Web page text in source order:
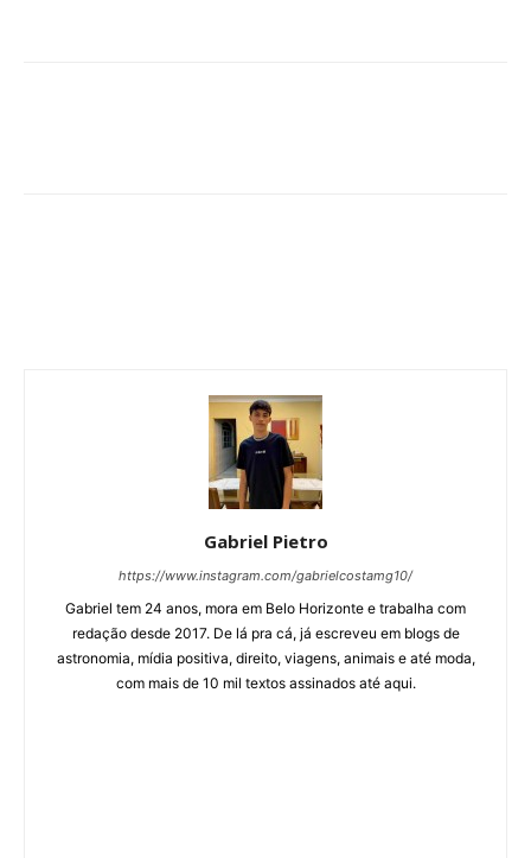
Gabriel Pietro
https://www.instagram.com/gabrielcostamg10/
Gabriel tem 24 anos, mora em Belo Horizonte e trabalha com
redação desde 2017. De lá pra cá, já escreveu em blogs de
astronomia, mídia positiva, direito, viagens, animais e até moda,
com mais de 10 mil textos assinados até aqui.